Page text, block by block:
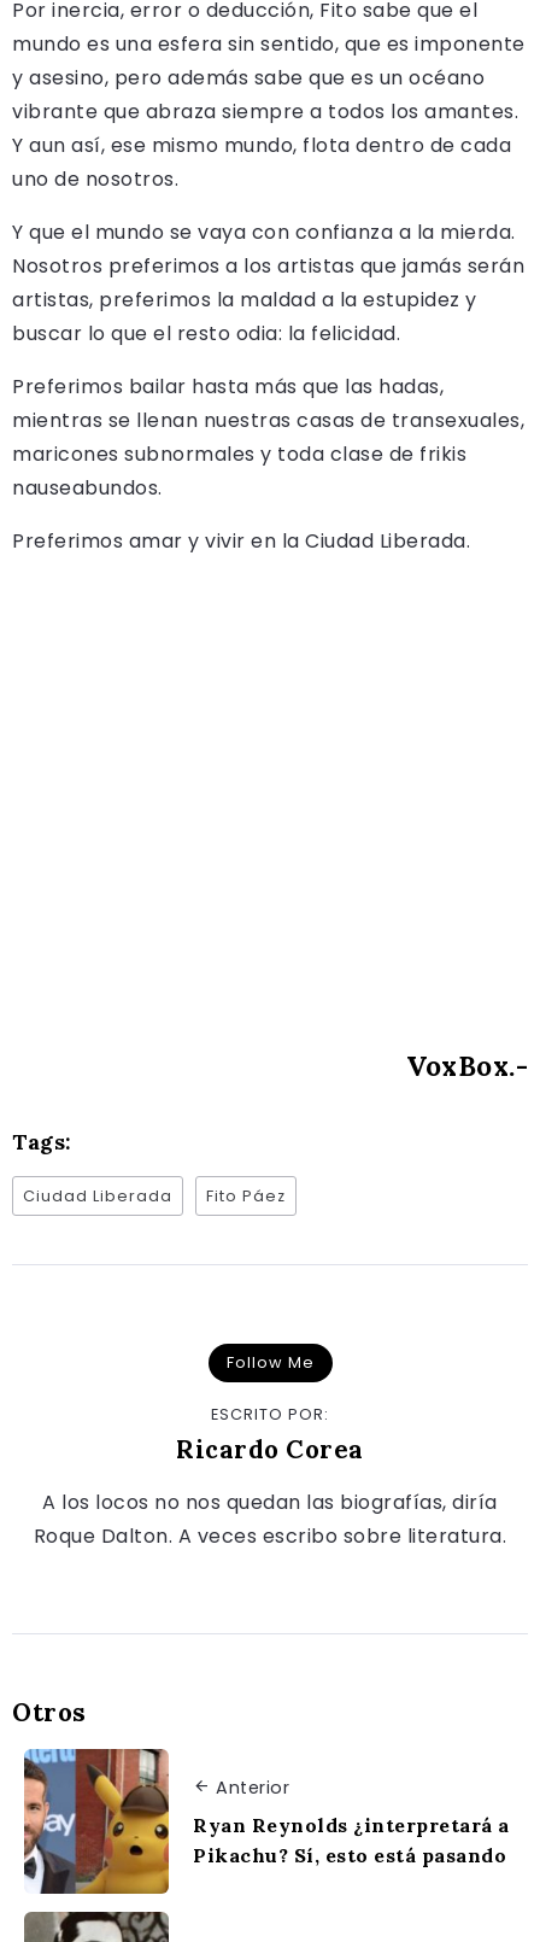
Por inercia, error o deducción, Fito sabe que el
mundo es una esfera sin sentido, que es imponente
y asesino, pero además sabe que es un océano
vibrante que abraza siempre a todos los amantes.
Y aun así, ese mismo mundo, flota dentro de cada
uno de nosotros.
Y que el mundo se vaya con confianza a la mierda.
Nosotros preferimos a los artistas que jamás serán
artistas, preferimos la maldad a la estupidez y
buscar lo que el resto odia: la felicidad.
Preferimos bailar hasta más que las hadas,
mientras se llenan nuestras casas de transexuales,
maricones subnormales y toda clase de frikis
nauseabundos.
Preferimos amar y vivir en la Ciudad Liberada.
VoxBox.-
Tags:
Ciudad Liberada Fito Páez
Follow Me
ESCRITO POR:
Ricardo Corea
A los locos no nos quedan las biografías, diría
Roque Dalton. A veces escribo sobre literatura.
Otros
Anterior
Ryan Reynolds ¿interpretará a
Pikachu? Sí, esto está pasando